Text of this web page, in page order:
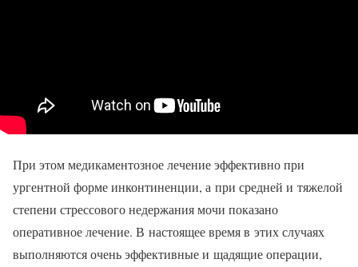
При этом медикаментозное лечение эффективно при
ургентной форме инконтиненции, а при средней и тяжелой
степени стрессового недержания мочи показано
оперативное лечение. В настоящее время в этих случаях
выполняются очень эффективные и щадящие операции,